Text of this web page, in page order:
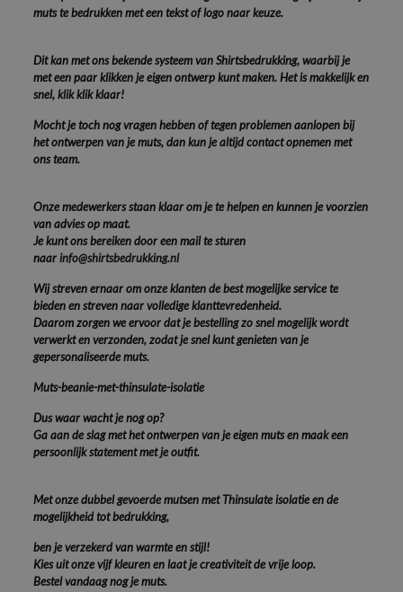
muts te bedrukken met een tekst of logo naar keuze.
Dit kan met ons bekende systeem van Shirtsbedrukking, waarbij je
met een paar klikken je eigen ontwerp kunt maken. Het is makkelijk en
snel, klik klik klaar!
Mocht je toch nog vragen hebben of tegen problemen aanlopen bij
het ontwerpen van je muts, dan kun je altijd contact opnemen met
ons team.
Onze medewerkers staan klaar om je te helpen en kunnen je voorzien
van advies op maat.
Je kunt ons bereiken door een mail te sturen
naarinfo@shirtsbedrukking.nl
Wij streven ernaar om onze klanten de best mogelijke service te
bieden en streven naar volledige klanttevredenheid.
Daarom zorgen we ervoor dat je bestelling zo snel mogelijk wordt
verwerkt en verzonden, zodat je snel kunt genieten van je
gepersonaliseerde muts.
Muts-beanie-met-thinsulate-isolatie
Dus waar wacht je nog op?
Ga aan de slag met het ontwerpen van je eigen muts en maak een
persoonlijk statement met je outfit.
Met onze dubbel gevoerde mutsen met Thinsulate isolatie en de
mogelijkheid tot bedrukking,
ben je verzekerd van warmte en stijl!
Kies uit onze vijf kleuren en laat je creativiteit de vrije loop.
Bestel vandaag nog je muts.